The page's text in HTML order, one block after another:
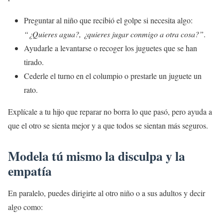
Preguntar al niño que recibió el golpe si necesita algo:
“¿Quieres agua?, ¿quieres jugar conmigo a otra cosa?”.
Ayudarle a levantarse o recoger los juguetes que se han
tirado.
Cederle el turno en el columpio o prestarle un juguete un
rato.
Explícale a tu hijo que reparar no borra lo que pasó, pero ayuda a
que el otro se sienta mejor y a que todos se sientan más seguros.
Modela tú mismo la disculpa y la
empatía
En paralelo, puedes dirigirte al otro niño o a sus adultos y decir
algo como: